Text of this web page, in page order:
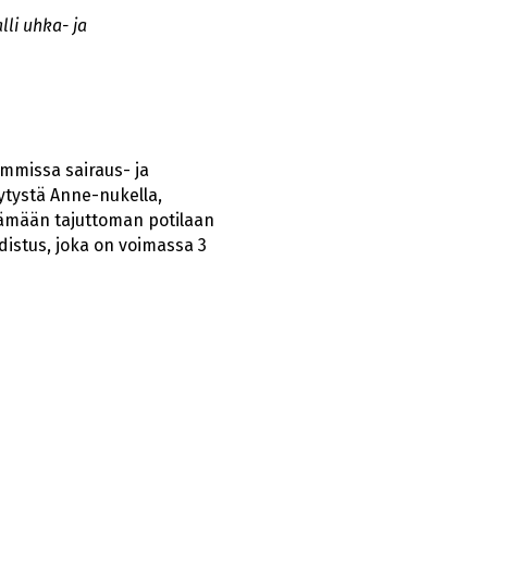
uhka- ja
sairaus- ja
Anne-nukella,
tajuttoman potilaan
joka on voimassa 3